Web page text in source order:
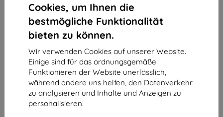
Cookies, um Ihnen die
bestmögliche Funktionalität
bieten zu können.
Wir verwenden Cookies auf unserer Website.
Einige sind für das ordnungsgemäße
Funktionieren der Website unerlässlich,
während andere uns helfen, den Datenverkehr
zu analysieren und Inhalte und Anzeigen zu
personalisieren.
3MK Foil 1UP OnePlus 8 5G Gaming-Folie, 3 Stk.
Geeignet für: OnePlus 8
Produktbeschreibung
21,90 €
19,71 €